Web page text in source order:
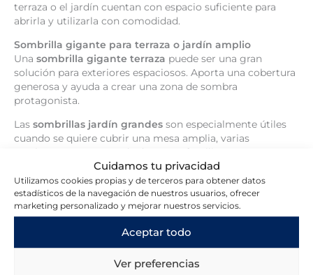
Cuidamos tu privacidad
Utilizamos cookies propias y de terceros para obtener datos
estadísticos de la navegación de nuestros usuarios, ofrecer
marketing personalizado y mejorar nuestros servicios.
Aceptar todo
Ver preferencias
terraza o el jardín cuentan con espacio suficiente para
abrirla y utilizarla con comodidad.
Sombrilla gigante para terraza o jardín amplio
Una sombrilla gigante terraza puede ser una gran
solución para exteriores espaciosos. Aporta una cobertura
generosa y ayuda a crear una zona de sombra
protagonista.
Las sombrillas jardín grandes son especialmente útiles
cuando se quiere cubrir una mesa amplia, varias
tumbonas o una zona de descanso familiar.
Media sombrilla para balcones y paredes
Lamedia sombrillaestá pensada para espacios donde
una sombrilla completa no encaja bien. Puede colocarse
junto a una pared y ayuda a aprovechar mejor balcones,
terrazas estrechas o patios pequeños.
ocupar demasiado espacio.